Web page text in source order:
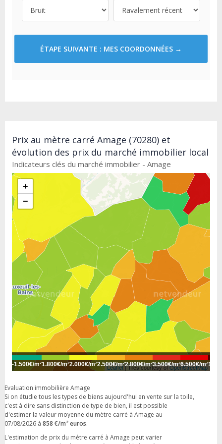
ÉTAPE SUIVANTE : MES COORDONNÉES →
Prix au mètre carré Amage (70280) et
évolution des prix du marché immobilier local
Indicateurs clés du marché immobilier - Amage
+
−
Leaflet| Tiles courtesy ofOpenStreetMap
-1.500€/m²1.800€/m²2.000€/m²2.500€/m²2.800€/m²3.500€/m²6.500€/m²
Evaluation immobilière Amage
Si on étudie tous les types de biens aujourd'hui en vente sur la toile,
c'est à dire sans distinction de type de bien, il est possible
d'estimer la valeur moyenne du mètre carré à Amage au
07/08/2026 à 858 €/m² euros.
L'estimation de prix du mètre carré à Amage peut varier